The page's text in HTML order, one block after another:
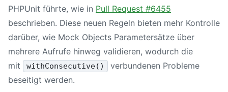
PHPUnit führte, wie in Pull Request #6455
beschrieben. Diese neuen Regeln bieten mehr Kontrolle
darüber, wie Mock Objects Parametersätze über
mehrere Aufrufe hinweg validieren, wodurch die
mit
withConsecutive()
verbundenen Probleme
beseitigt werden.